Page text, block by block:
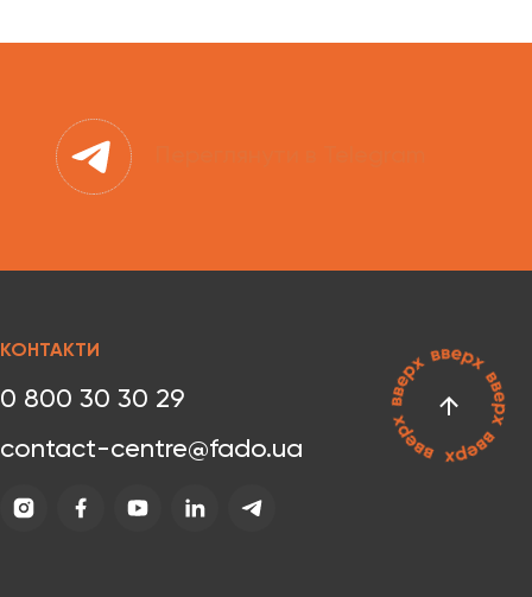
КОНТАКТИ
0 800 30 30 29
contact-centre@fado.ua